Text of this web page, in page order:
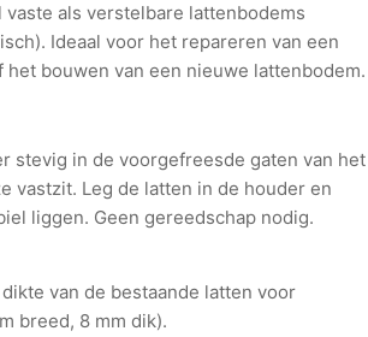
als verstelbare lattenbodems
Ideaal voor het repareren van een
het bouwen van een nieuwe lattenbodem.
stevig in de voorgefreesde gaten van het
vastzit. Leg de latten in de houder en
liggen. Geen gereedschap nodig.
van de bestaande latten voor
breed, 8 mm dik).